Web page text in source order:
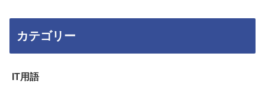
カテゴリー
IT用語